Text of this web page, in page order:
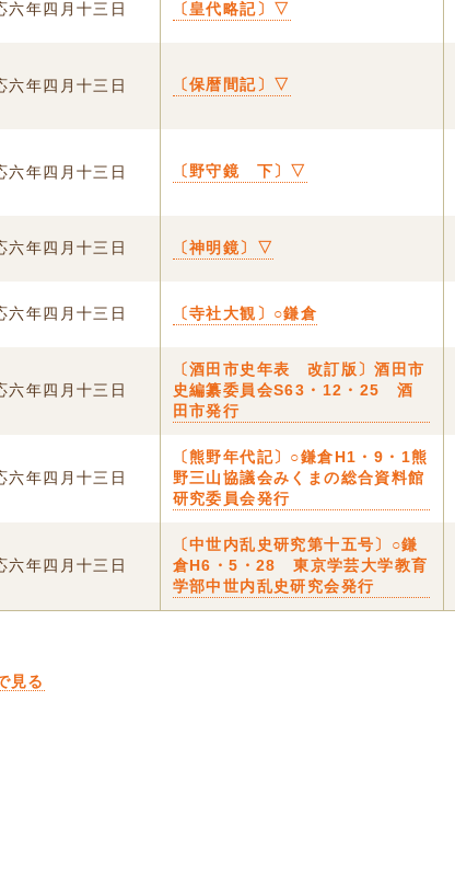
六年四月十三日 〔皇代略記〕▽
六年四月十三日 〔保暦間記〕▽
六年四月十三日 〔野守鏡 下〕▽
六年四月十三日 〔神明鏡〕▽
六年四月十三日 〔寺社大観〕○鎌倉
六年四月十三日
〔酒田市史年表 改訂版〕酒田市
史編纂委員会S63・12・25 酒
田市発行
六年四月十三日
〔熊野年代記〕○鎌倉H1・9・1熊
野三山協議会みくまの総合資料館
研究委員会発行
六年四月十三日
〔中世内乱史研究第十五号〕○鎌
倉H6・5・28 東京学芸大学教育
学部中世内乱史研究会発行
見る